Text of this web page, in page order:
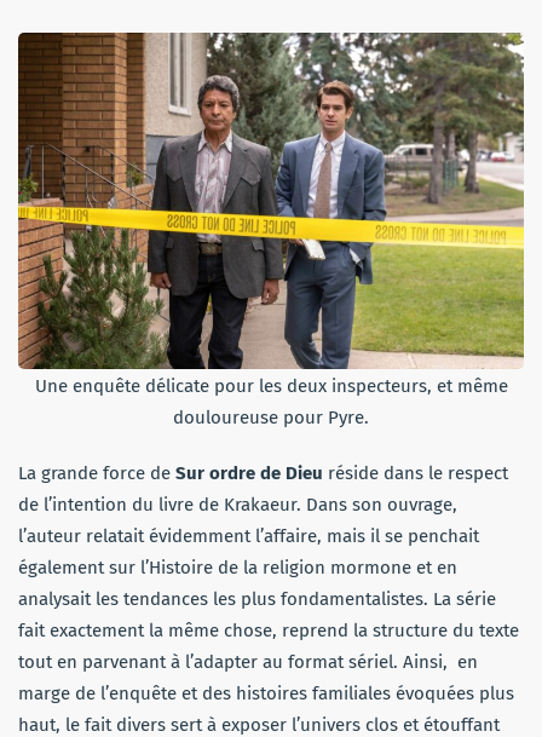
Une enquête délicate pour les deux inspecteurs, et même
douloureuse pour Pyre.
La grande force de Sur ordre de Dieu réside dans le respect
de l’intention du livre de Krakaeur. Dans son ouvrage,
l’auteur relatait évidemment l’affaire, mais il se penchait
également sur l’Histoire de la religion mormone et en
analysait les tendances les plus fondamentalistes. La série
fait exactement la même chose, reprend la structure du texte
tout en parvenant à l’adapter au format sériel. Ainsi, en
marge de l’enquête et des histoires familiales évoquées plus
haut, le fait divers sert à exposer l’univers clos et étouffant